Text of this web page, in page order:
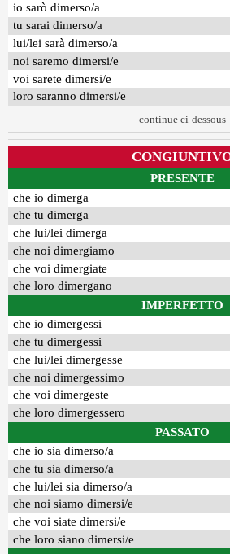
io sarò dimerso/a
tu sarai dimerso/a
lui/lei sarà dimerso/a
noi saremo dimersi/e
voi sarete dimersi/e
loro saranno dimersi/e
continue ci-dessous
PRESENTE
che io dimerga
che tu dimerga
che lui/lei dimerga
che noi dimergiamo
che voi dimergiate
che loro dimergano
IMPERFETTO
che io dimergessi
che tu dimergessi
che lui/lei dimergesse
che noi dimergessimo
che voi dimergeste
che loro dimergessero
PASSATO
che io sia dimerso/a
che tu sia dimerso/a
che lui/lei sia dimerso/a
che noi siamo dimersi/e
che voi siate dimersi/e
che loro siano dimersi/e